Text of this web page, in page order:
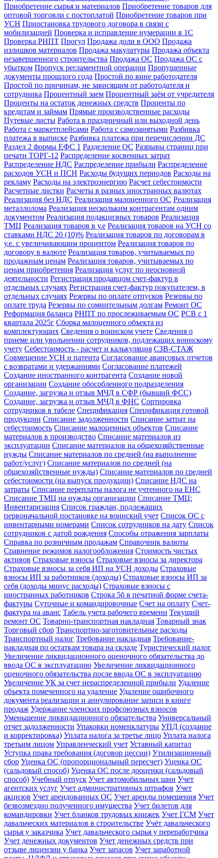
Приобретение сырья и материалов Приобретение товаров для
оптовой торговли с постоплатой Приобретение товаров при
УСН Приостановка трудового договора в связи с
мобилизацией Проверка и исправление нумерации в 1С
Проверка РНПТ Прогул Продажа доли в ООО Продажа
излишков материалов Продажа макулатуры Продажа объекта
незавершенного строительства Продажа ОС Продажа ОС с
убытком Пропуск регламентной операции Пропущенные
документы прошлого года Простой по вине работодателя
Простой по причинам, не зависящим от работодателя и
сотрудника Процентный заем Процентный заём от учредителя
Проценты на остаток денежных средств Проценты по
кредитам и займам Прямые производственные расходы
Путевые листы Работа в праздничный или выходной день
Работа с маркетплейсами Работа с самозанятыми Разбивка
платежа в выписке Разбивка платежа при перечислении ДС
Раздел 2 формы ЕФС 1 Разделение ОС Разрывы страниц при
печати ТОРГ-12 Распределение косвенных затрат
Распределение НДС Распределение прибыли Распределение
расходов УСН и ПСН Расходы будущих периодов Расходы на
рекламу Расходы на электроэнергию Расчет себестоимости
Расчетные листки Расчеты в разных иностранных валютах
Реализация без НДС Реализация малоценного ОС Реализация
металлолома Реализация нескольким контрагентам одним
документом Реализация подакцизных товаров Реализация
ТМЦ Реализация товаров в у.е Реализация товаров на УСН со
ставками НДС 20 (10)% Реализация товаров по договорам в
у.е. с увеличивающим процентом Реализация товаров по
договору в валюте Реализация товаров, учитываемых по
продажным ценам Реализация товаров, учитываемых по
ценам приобретения Реализация услуг по неосновной
деятельности Регистрация продавцом счет-фактур в
отдельных случаях Регистрация счет-фактур покупателем, в
отдельных случаях Резервы по оплате отпусков Резервы по
оплате труда Резервы по сомнительным долгам Ремонт ОС
Реформация баланса РНПТ по прослеживаемым ОС РСВ с 1
квартала 2025г Сборка малоценного объекта из
комплектующих Сведения о воинском учете Сведения о
приеме или увольнении сотрудников, подлежащих воинскому
учету Себестоимость - расчет и калькуляция СЗВ-СТАЖ
Совмещение УСН и патента Согласование авансовых отчетов
с возвратами и удержаниями Согласование платежей
Создание иностранного контрагента Создание новой
организации Создание обособленного подразделения
Создание, загрузка и отзыв МЧД в СФР (бывший ФСС)
Создание, загрузка и отзыв МЧД в ФНС Сортировка
сотрудников в табеле Спецификация Спецификация готовой
продукции Списание задолженности Списание затрат на
себестоимость Списание малоценных объектов Списание
материалов в производство Списание материалов из
эксплуатации Списание материалов на общехозяйственные
нужды Списание материалов по средней (на выполнение
работ/услуг) Списание материалов по средней (на
общехозяйственные нужды) Списание материалов по средней
себестоимости (на выпуск продукции) Списание НДС на
затраты Списание переплаты налога не учтенного на ЕНС
Списание ТМЦ на нужды организации Списание ТМЦ:
Инвентаризация Список граждан, подлежащих
первоначальной постановке на воинский учет Список ОС с
инвентарными номерами Список сотрудников на дату Список
сотрудников с датой рождения Способы отражения зарплаты
Справка по розничным продажам Справочник валюты
Сравнение режимов налогообложения Стоимость чистых
активов Страховые взносы Страховые взносы за директора
Страховые взносы за себя ИП на УСН доходы Страховые
взносы ИП за работников (доходы) Страховые взносы ИП за
себя (доходы минус расходы) Страховые взносы с
иностранных работников Строка 5б в печатной форме счета-
фактуры Суточные и командировочные Счет на оплату Счет-
фактура на аванс Табель учета рабочего времени Текущий
ремонт ОС Товарно-транспортная накладная Товарный знак
Торговый сбор Транспортно-заготовительные расходы
Транспортный налог Требование накладная Требование-
накладная по остаткам товара на складе Туристический налог
Увеличение ликвидационного оценочного обязательства до
ввода ОС в эксплуатацию Увеличение ликвидационного
оценочного обязательства после ввода ОС в эксплуатацию
Увеличение УК за счет нераспределенной прибыли Удаление
объекта помеченного на удаление Удаление ошибочного
документа реализации и аннулирование записи в книге
продаж Удержание членских профсоюзных взносов
Уменьшение ликвидационного обязательства Универсальный
отчет задолженности Упаковки номенклатуры УПД (создание
и корректировка) Уплата налога за третье лицо Уплата налога
третьим лицом Управленческий учет Уставный капитал
Уступка права требования (договор цессии) Утилизационный
сбор Уценка ОС (пропорциональный пересчет) Уценка ОС
(сальдовый способ) Уценка ОС после дооценки (сальдовый
способ) Учебный отпуск Учет автомобильных шин Учет
агентских услуг Учет административных штрафов Учет
акцизов Учет арендованных ОС Учет аренды помещения Учет
безвозмездно полученного имущества Учет билетов для
командировки Учет бланков трудовых книжек Учет ГСМ Учет
давальческих материалов в строительстве Учёт давальческого
сырья у заказчика Учет давальческого сырья у переработчика
Учет денежных документов Учет денежных средств при
отзыве лицензии у банка Учет запасов Учет заработной